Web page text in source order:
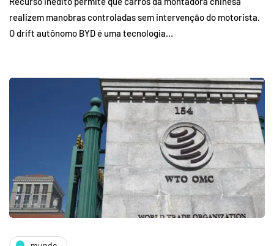
realizem manobras controladas sem intervenção do motorista.
O drift autônomo BYD é uma tecnologia…